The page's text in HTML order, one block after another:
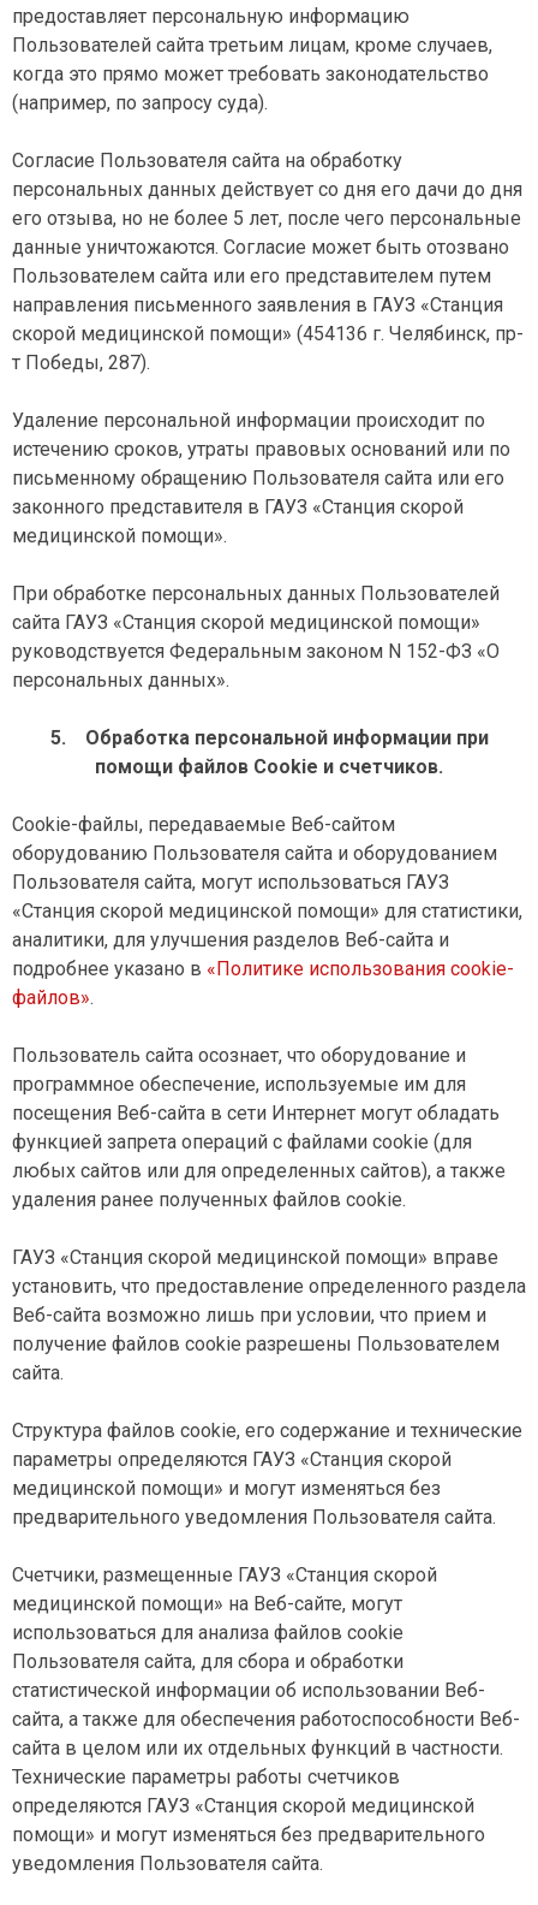
предоставляет персональную информацию
Пользователей сайта третьим лицам, кроме случаев,
когда это прямо может требовать законодательство
(например, по запросу суда).
Согласие Пользователя сайта на обработку
персональных данных действует со дня его дачи до дня
его отзыва, но не более 5 лет, после чего персональные
данные уничтожаются. Согласие может быть отозвано
Пользователем сайта или его представителем путем
направления письменного заявления в ГАУЗ «Станция
скорой медицинской помощи» (454136 г. Челябинск, пр-
т Победы, 287).
Удаление персональной информации происходит по
истечению сроков, утраты правовых оснований или по
письменному обращению Пользователя сайта или его
законного представителя в ГАУЗ «Станция скорой
медицинской помощи».
При обработке персональных данных Пользователей
сайта ГАУЗ «Станция скорой медицинской помощи»
руководствуется Федеральным законом N 152-ФЗ «О
персональных данных».
5. Обработка персональной информации при
помощи файлов Cookie и счетчиков.
Cookie-файлы, передаваемые Веб-сайтом
оборудованию Пользователя сайта и оборудованием
Пользователя сайта, могут использоваться ГАУЗ
«Станция скорой медицинской помощи» для статистики,
аналитики, для улучшения разделов Веб-сайта и
подробнее указано в «Политике использования cookie-
файлов».
Пользователь сайта осознает, что оборудование и
программное обеспечение, используемые им для
посещения Веб-сайта в сети Интернет могут обладать
функцией запрета операций с файлами cookie (для
любых сайтов или для определенных сайтов), а также
удаления ранее полученных файлов cookie.
ГАУЗ «Станция скорой медицинской помощи» вправе
установить, что предоставление определенного раздела
Веб-сайта возможно лишь при условии, что прием и
получение файлов cookie разрешены Пользователем
сайта.
Структура файлов cookie, его содержание и технические
параметры определяются ГАУЗ «Станция скорой
медицинской помощи» и могут изменяться без
предварительного уведомления Пользователя сайта.
Счетчики, размещенные ГАУЗ «Станция скорой
медицинской помощи» на Веб-сайте, могут
использоваться для анализа файлов cookie
Пользователя сайта, для сбора и обработки
статистической информации об использовании Веб-
сайта, а также для обеспечения работоспособности Веб-
сайта в целом или их отдельных функций в частности.
Технические параметры работы счетчиков
определяются ГАУЗ «Станция скорой медицинской
помощи» и могут изменяться без предварительного
уведомления Пользователя сайта.